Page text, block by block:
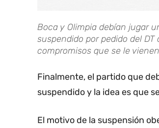
Boca y Olimpia debían jugar
suspendido por pedido del
compromisos que se le
Finalmente, el partido que
suspendido y la idea es que
El motivo de la suspensión